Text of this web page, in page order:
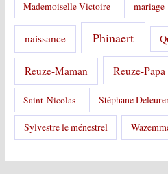
Mademoiselle Victoire mariage
naissance Phinaert
Reuze-Maman Reuze-Papa
Saint-Nicolas Stéphane
Sylvestre le ménestrel